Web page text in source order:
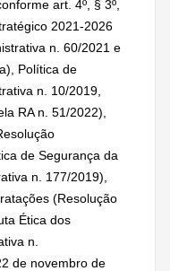
art. 4º, § 3º,
2021-2026
n. 60/2021 e
Política de
n. 10/2019,
RA n. 51/2022),
de Segurança da
n. 177/2019),
(Resolução
Ética dos
n.
de novembro de